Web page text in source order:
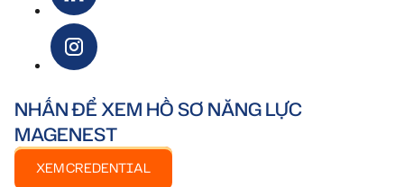
NHẤN ĐỂ XEM HỒ SƠ NĂNG LỰC
MAGENEST
XEM CREDENTIAL